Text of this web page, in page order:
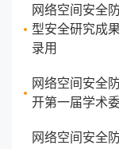
网络空间安全
型安全研究成
录用
网络空间安全
开第一届学术
网络空间安全